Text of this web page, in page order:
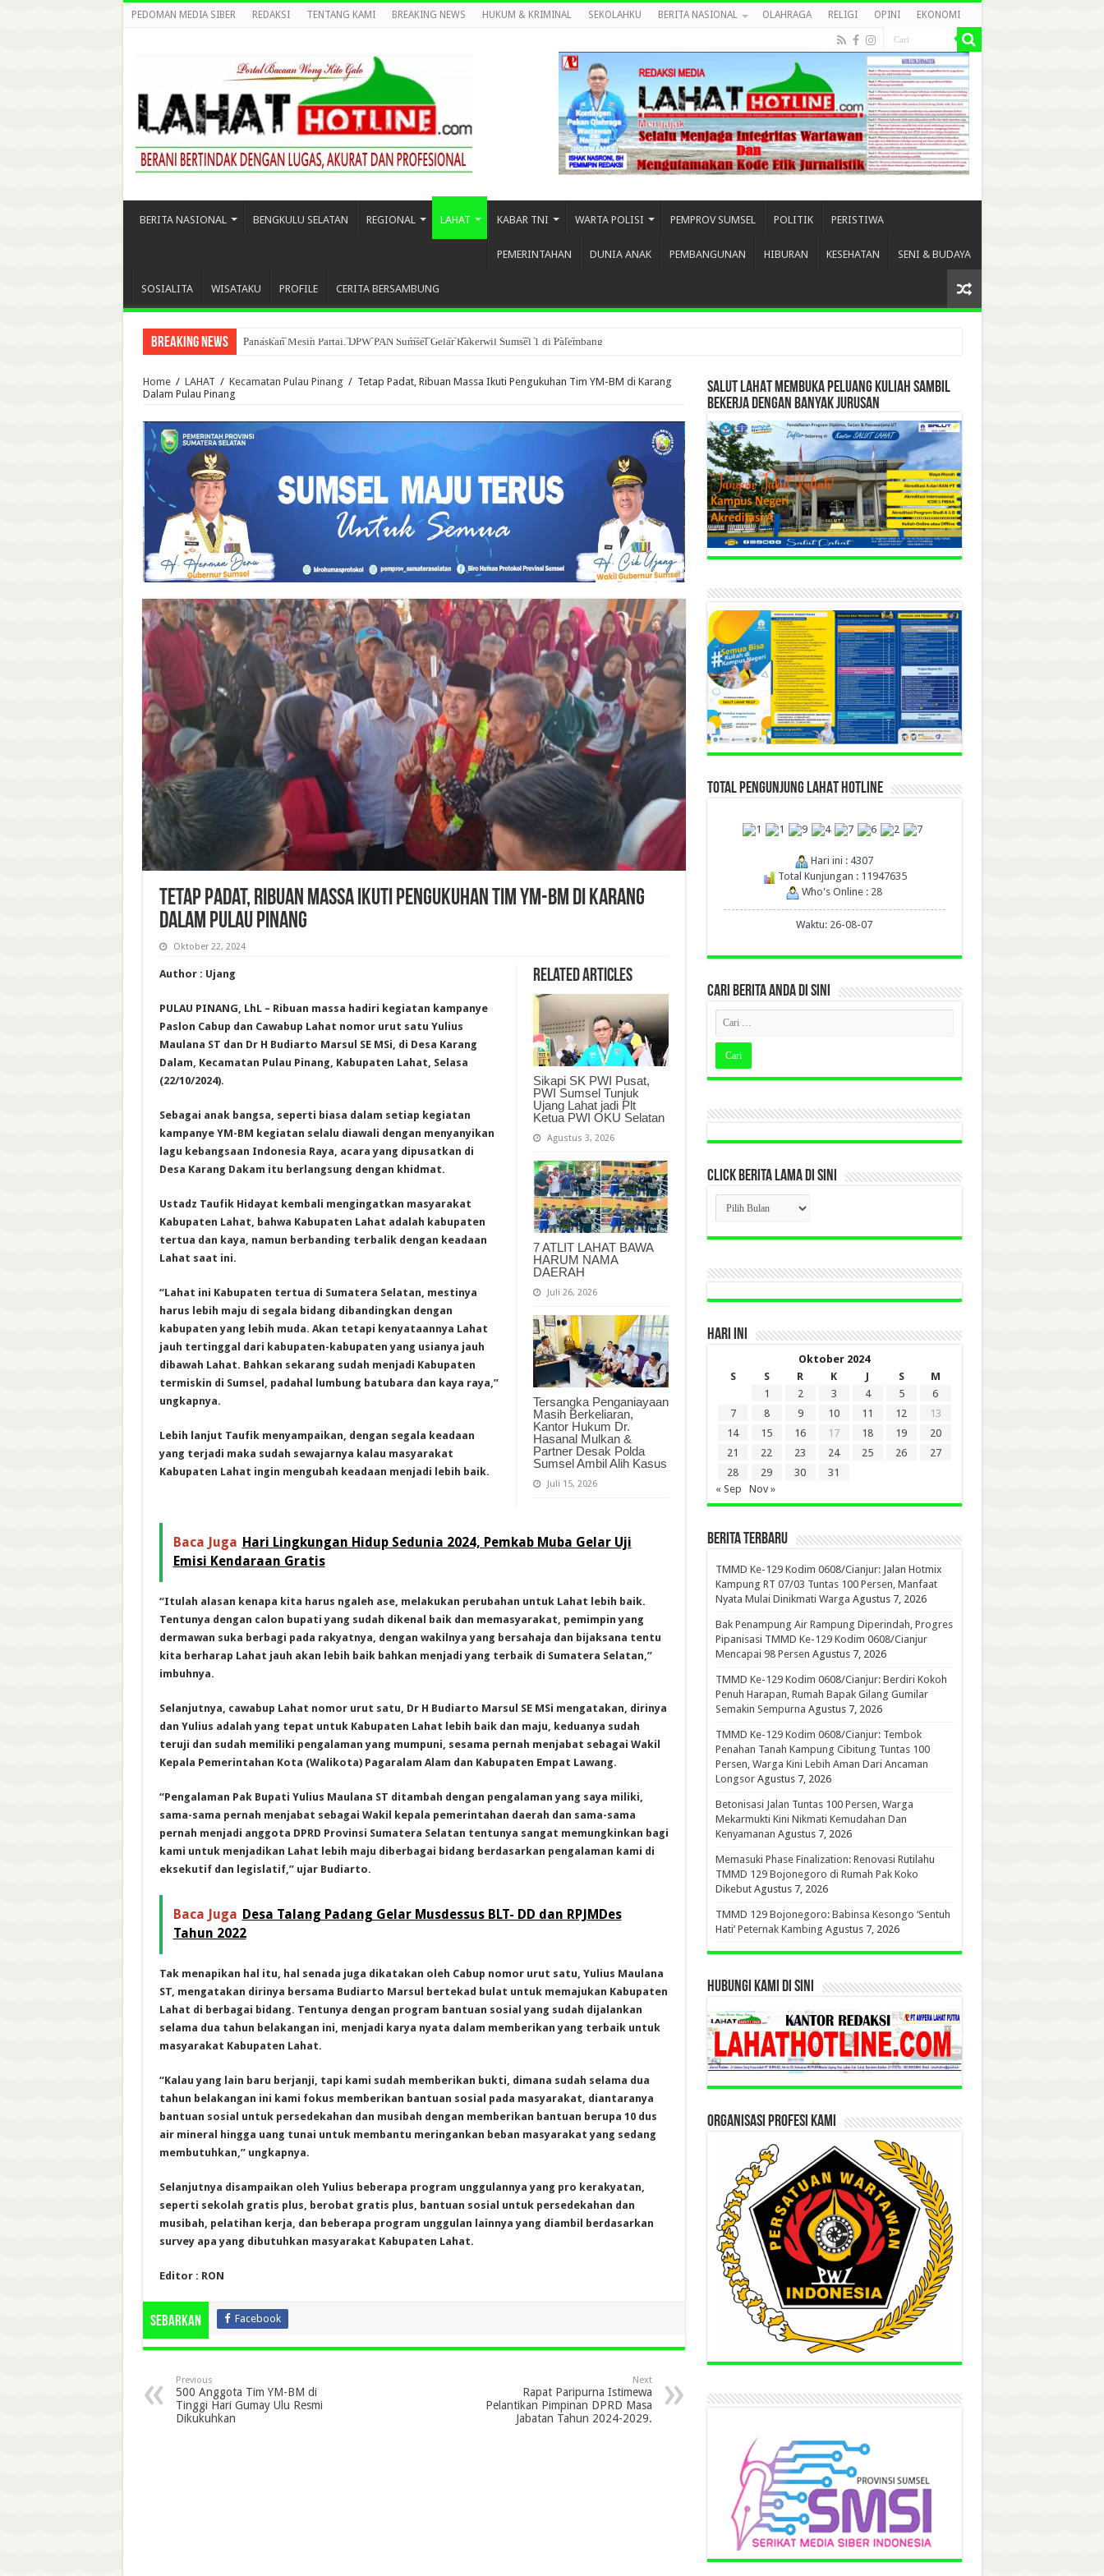
PEDOMAN MEDIA SIBER REDAKSI TENTANG KAMI BREAKING NEWS HUKUM & KRIMINAL SEKOLAHKU BERITA NASIONAL OLAHRAGA RELIGI OPINI EKONOMI
BERITA NASIONAL BENGKULU SELATAN REGIONAL LAHAT KABAR TNI WARTA POLISI PEMPROV SUMSEL POLITIK PERISTIWA
PEMERINTAHAN DUNIA ANAK PEMBANGUNAN HIBURAN KESEHATAN SENI & BUDAYA
SOSIALITA WISATAKU PROFILE CERITA BERSAMBUNG
Breaking News Panaskan Mesin Partai, DPW PAN Sumsel Gelar Rakerwil Sumsel 1 di Palembang
Home / LAHAT / Kecamatan Pulau Pinang / Tetap Padat, Ribuan Massa Ikuti Pengukuhan Tim YM-BM di Karang
Dalam Pulau Pinang
Tetap Padat, Ribuan Massa Ikuti Pengukuhan Tim YM-BM di Karang
Dalam Pulau Pinang
Oktober 22, 2024
Related Articles
Sikapi SK PWI Pusat,
PWI Sumsel Tunjuk
Ujang Lahat jadi Plt
Ketua PWI OKU Selatan
Agustus 3, 2026
7 ATLIT LAHAT BAWA
HARUM NAMA
DAERAH
Juli 26, 2026
Tersangka Penganiayaan
Masih Berkeliaran,
Kantor Hukum Dr.
Hasanal Mulkan &
Partner Desak Polda
Sumsel Ambil Alih Kasus
Juli 15, 2026
Author : Ujang
PULAU PINANG, LhL – Ribuan massa hadiri kegiatan kampanye
Paslon Cabup dan Cawabup Lahat nomor urut satu Yulius
Maulana ST dan Dr H Budiarto Marsul SE MSi, di Desa Karang
Dalam, Kecamatan Pulau Pinang, Kabupaten Lahat, Selasa
(22/10/2024).
Sebagai anak bangsa, seperti biasa dalam setiap kegiatan
kampanye YM-BM kegiatan selalu diawali dengan menyanyikan
lagu kebangsaan Indonesia Raya, acara yang dipusatkan di
Desa Karang Dakam itu berlangsung dengan khidmat.
Ustadz Taufik Hidayat kembali mengingatkan masyarakat
Kabupaten Lahat, bahwa Kabupaten Lahat adalah kabupaten
tertua dan kaya, namun berbanding terbalik dengan keadaan
Lahat saat ini.
“Lahat ini Kabupaten tertua di Sumatera Selatan, mestinya
harus lebih maju di segala bidang dibandingkan dengan
kabupaten yang lebih muda. Akan tetapi kenyataannya Lahat
jauh tertinggal dari kabupaten-kabupaten yang usianya jauh
dibawah Lahat. Bahkan sekarang sudah menjadi Kabupaten
termiskin di Sumsel, padahal lumbung batubara dan kaya raya,”
ungkapnya.
Lebih lanjut Taufik menyampaikan, dengan segala keadaan
yang terjadi maka sudah sewajarnya kalau masyarakat
Kabupaten Lahat ingin mengubah keadaan menjadi lebih baik.
Baca Juga Hari Lingkungan Hidup Sedunia 2024, Pemkab Muba Gelar Uji
Emisi Kendaraan Gratis
“Itulah alasan kenapa kita harus ngaleh ase, melakukan perubahan untuk Lahat lebih baik.
Tentunya dengan calon bupati yang sudah dikenal baik dan memasyarakat, pemimpin yang
dermawan suka berbagi pada rakyatnya, dengan wakilnya yang bersahaja dan bijaksana tentu
kita berharap Lahat jauh akan lebih baik bahkan menjadi yang terbaik di Sumatera Selatan,”
imbuhnya.
Selanjutnya, cawabup Lahat nomor urut satu, Dr H Budiarto Marsul SE MSi mengatakan, dirinya
dan Yulius adalah yang tepat untuk Kabupaten Lahat lebih baik dan maju, keduanya sudah
teruji dan sudah memiliki pengalaman yang mumpuni, sesama pernah menjabat sebagai Wakil
Kepala Pemerintahan Kota (Walikota) Pagaralam Alam dan Kabupaten Empat Lawang.
“Pengalaman Pak Bupati Yulius Maulana ST ditambah dengan pengalaman yang saya miliki,
sama-sama pernah menjabat sebagai Wakil kepala pemerintahan daerah dan sama-sama
pernah menjadi anggota DPRD Provinsi Sumatera Selatan tentunya sangat memungkinkan bagi
kami untuk menjadikan Lahat lebih maju diberbagai bidang berdasarkan pengalaman kami di
eksekutif dan legislatif,” ujar Budiarto.
Baca Juga Desa Talang Padang Gelar Musdessus BLT- DD dan RPJMDes
Tahun 2022
Tak menapikan hal itu, hal senada juga dikatakan oleh Cabup nomor urut satu, Yulius Maulana
ST, mengatakan dirinya bersama Budiarto Marsul bertekad bulat untuk memajukan Kabupaten
Lahat di berbagai bidang. Tentunya dengan program bantuan sosial yang sudah dijalankan
selama dua tahun belakangan ini, menjadi karya nyata dalam memberikan yang terbaik untuk
masyarakat Kabupaten Lahat.
“Kalau yang lain baru berjanji, tapi kami sudah memberikan bukti, dimana sudah selama dua
tahun belakangan ini kami fokus memberikan bantuan sosial pada masyarakat, diantaranya
bantuan sosial untuk persedekahan dan musibah dengan memberikan bantuan berupa 10 dus
air mineral hingga uang tunai untuk membantu meringankan beban masyarakat yang sedang
membutuhkan,” ungkapnya.
Selanjutnya disampaikan oleh Yulius beberapa program unggulannya yang pro kerakyatan,
seperti sekolah gratis plus, berobat gratis plus, bantuan sosial untuk persedekahan dan
musibah, pelatihan kerja, dan beberapa program unggulan lainnya yang diambil berdasarkan
survey apa yang dibutuhkan masyarakat Kabupaten Lahat.
Editor : RON
Sebarkan Facebook
Previous
500 Anggota Tim YM-BM di
Tinggi Hari Gumay Ulu Resmi
Dikukuhkan
Next
Rapat Paripurna Istimewa
Pelantikan Pimpinan DPRD Masa
Jabatan Tahun 2024-2029.
SALUT LAHAT MEMBUKA PELUANG KULIAH SAMBIL
BEKERJA DENGAN BANYAK JURUSAN
TOTAL PENGUNJUNG LAHAT HOTLINE
Hari ini : 4307
Total Kunjungan : 11947635
Who's Online : 28
Waktu: 26-08-07
CARI BERITA ANDA DI SINI
CLICK BERITA LAMA DI SINI
CLICK
BERITA
LAMA
DI
HARI INI
Oktober 2024
S
S R K J S
M
1
2 3 4 5
6
7
8 9 10 11 12
13
14
15 16 17 18 19
20
21
22 23 24 25 26
27
28
29 30
31
« Sep
Nov »
BERITA TERBARU
TMMD Ke-129 Kodim 0608/Cianjur: Jalan Hotmix
Kampung RT 07/03 Tuntas 100 Persen, Manfaat
Nyata Mulai Dinikmati Warga Agustus 7, 2026
Bak Penampung Air Rampung Diperindah, Progres
Pipanisasi TMMD Ke-129 Kodim 0608/Cianjur
Mencapai 98 Persen Agustus 7, 2026
TMMD Ke-129 Kodim 0608/Cianjur: Berdiri Kokoh
Penuh Harapan, Rumah Bapak Gilang Gumilar
Semakin Sempurna Agustus 7, 2026
TMMD Ke-129 Kodim 0608/Cianjur: Tembok
Penahan Tanah Kampung Cibitung Tuntas 100
Persen, Warga Kini Lebih Aman Dari Ancaman
Longsor Agustus 7, 2026
Betonisasi Jalan Tuntas 100 Persen, Warga
Mekarmukti Kini Nikmati Kemudahan Dan
Kenyamanan Agustus 7, 2026
Memasuki Phase Finalization: Renovasi Rutilahu
TMMD 129 Bojonegoro di Rumah Pak Koko
Dikebut Agustus 7, 2026
TMMD 129 Bojonegoro: Babinsa Kesongo ‘Sentuh
Hati’ Peternak Kambing Agustus 7, 2026
HUBUNGI KAMI DI SINI
ORGANISASI PROFESI KAMI